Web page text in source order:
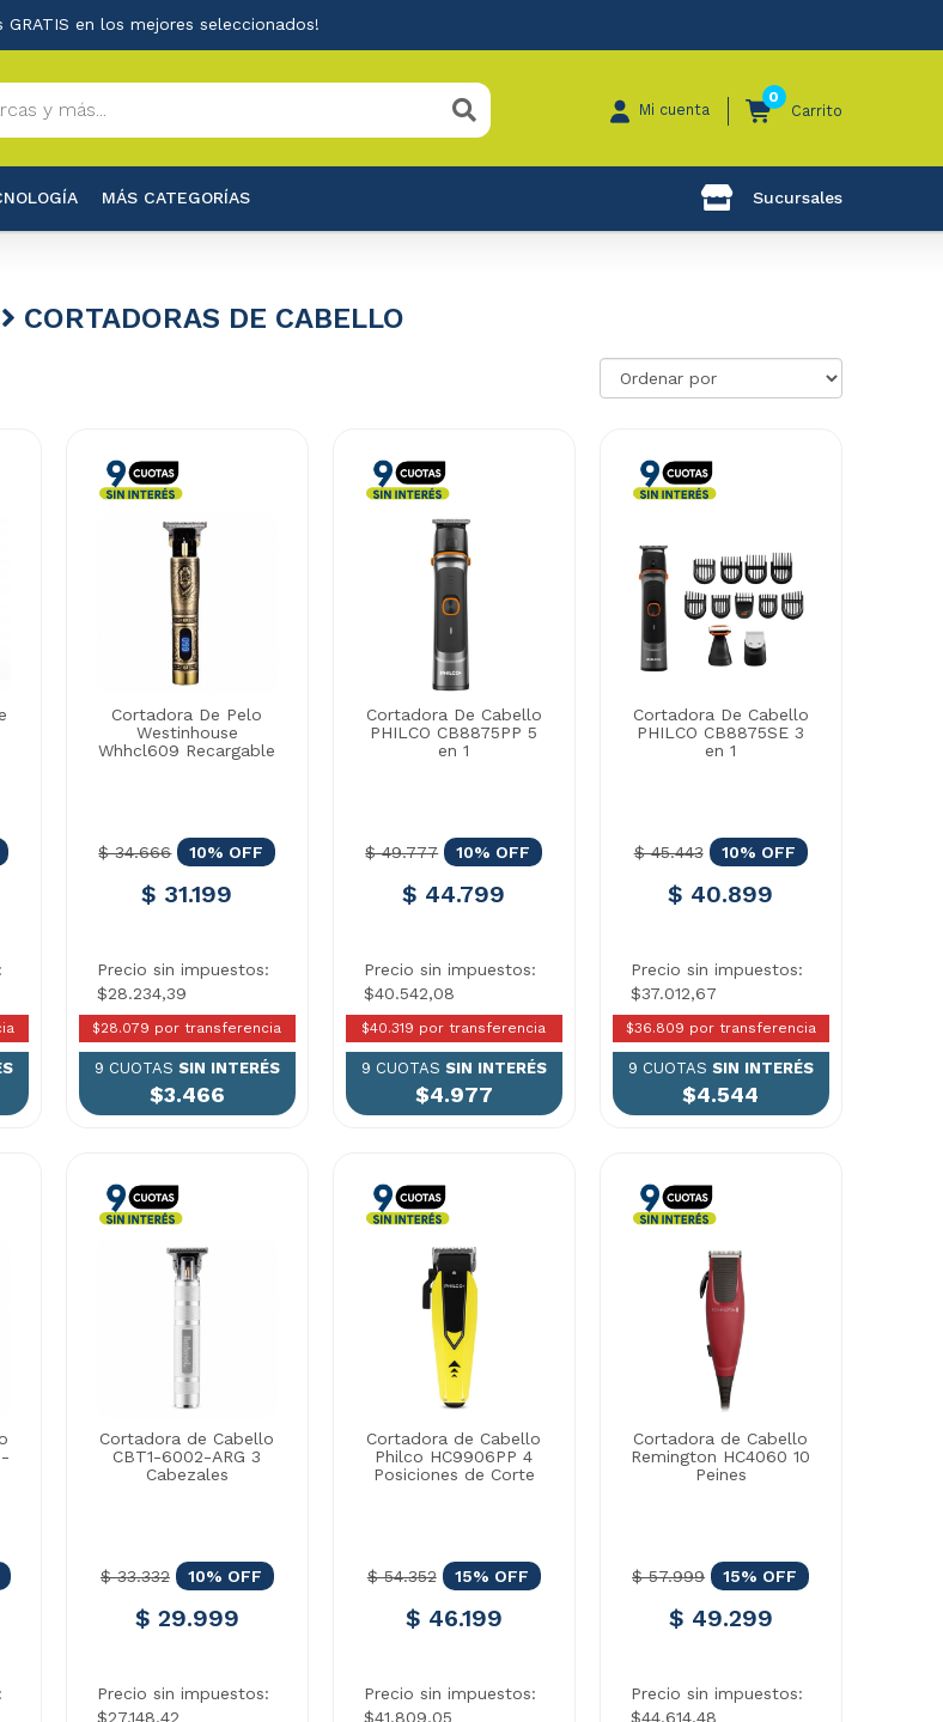
GRATIS en los mejores seleccionados!
Mi cuenta
0
Carrito
MÁS CATEGORÍAS Sucursales
CORTADORAS DE CABELLO
Cortadora De Pelo
Westinhouse
Whhcl609 Recargable
$ 34.666 10% OFF
$ 31.199
Precio sin impuestos:
$28.234,39
$28.079 por transferencia
9 CUOTAS SIN INTERÉS
$3.466
Cortadora De Cabello
PHILCO CB8875PP 5
en 1
$ 49.777 10% OFF
$ 44.799
Precio sin impuestos:
$40.542,08
$40.319 por transferencia
9 CUOTAS SIN INTERÉS
$4.977
Cortadora De Cabello
PHILCO CB8875SE 3
en 1
$ 45.443 10% OFF
$ 40.899
Precio sin impuestos:
$37.012,67
$36.809 por transferencia
9 CUOTAS SIN INTERÉS
$4.544
Cortadora de Cabello
CBT1-6002-ARG 3
Cabezales
$ 33.332 10% OFF
$ 29.999
Precio sin impuestos:
$27.148,42
Cortadora de Cabello
Philco HC9906PP 4
Posiciones de Corte
$ 54.352 15% OFF
$ 46.199
Precio sin impuestos:
$41.809,05
Cortadora de Cabello
Remington HC4060 10
Peines
$ 57.999 15% OFF
$ 49.299
Precio sin impuestos:
$44.614,48